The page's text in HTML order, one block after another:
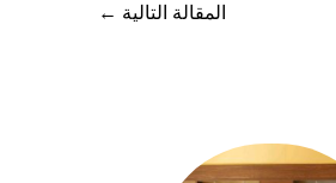
المقالة التالية ←